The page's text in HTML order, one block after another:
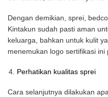
Dengan demikian, sprei,
Kintakun sudah pasti aman
keluarga, bahkan untuk kulit
menemukan logo sertifikasi
Perhatikan kualitas sprei
Cara selanjutnya dilakukan